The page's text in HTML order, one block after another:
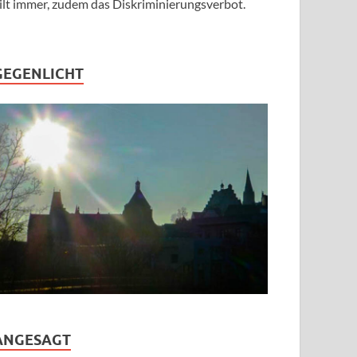
immer, zudem das Diskriminierungsverbot.